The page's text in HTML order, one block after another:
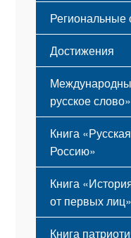
Региональные
Достижения
русское слово»
Книга
Россию»
Книга
от первых лиц»
Книга